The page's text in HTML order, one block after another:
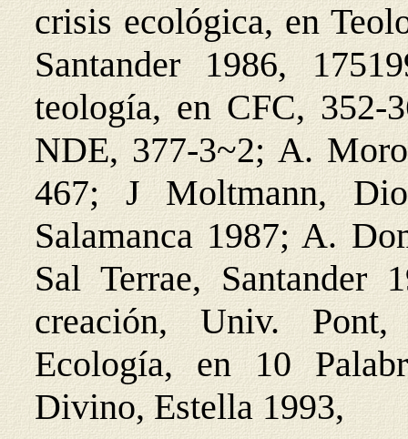
crisis ecológica, en
Santander 1986,
teología, en CFC, 352-
NDE, 377-3~2; A.
467; J Moltmann,
Salamanca 1987; A.
Sal Terrae, Santander
creación, Univ.
Ecología, en 10
Divino, Estella 1993,